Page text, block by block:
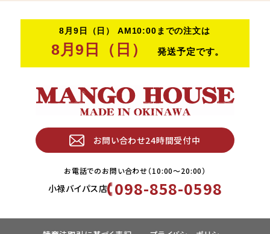
お問い合わせ24時間受付中
お電話でのお問い合わせ（10:00〜20:00）
小禄バイパス店 098-858-0598